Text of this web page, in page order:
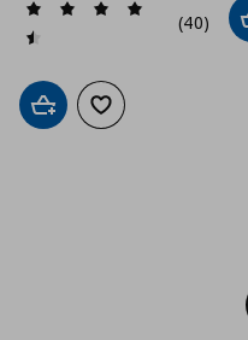
(40)
Добави в кошницата
Добави към